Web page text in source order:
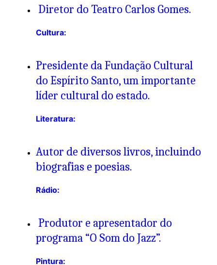
Diretor do Teatro Carlos Gomes.
Cultura:
Presidente da Fundação Cultural
do Espírito Santo, um importante
líder cultural do estado.
Literatura:
Autor de diversos livros, incluindo
biografias e poesias.
Rádio:
Produtor e apresentador do
programa “O Som do Jazz”.
Pintura: